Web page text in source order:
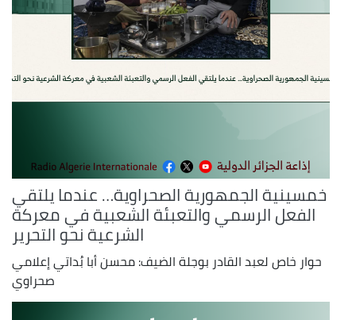
خمسينية الجمهورية الصحراوية… عندما يلتقي
الفعل الرسمي والتعبئة الشعبية في معركة
الشرعية نحو التحرير
حوار خاص لعبد القادر بوجلة الضيف: محسن أبا بُداتي إعلامي
صحراوي